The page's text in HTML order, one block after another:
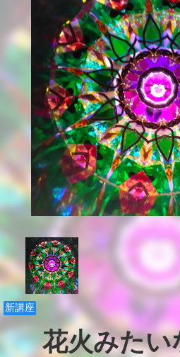
新講座
花火みたい